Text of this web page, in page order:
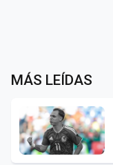
MÁS LEÍDAS